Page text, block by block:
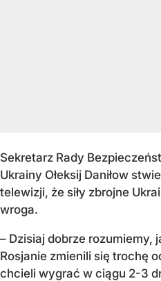
Sekretarz Rady
Ukrainy Ołeksij Daniłow
telewizji, że siły zbrojne
wroga.
– Dzisiaj dobrze rozumiemy,
Rosjanie zmienili się trochę
chcieli wygrać w ciągu 2-3